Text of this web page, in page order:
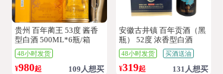
贵州 百年蔺王 53度 酱香
型白酒 500ML*6瓶/箱
48小时发货
¥980起 109人想买
安徽古井镇 百年贡酒（黑
瓶） 52度 浓香型白酒
500ml*6瓶/箱
48小时发货 买酒送油
¥319起 131人想买